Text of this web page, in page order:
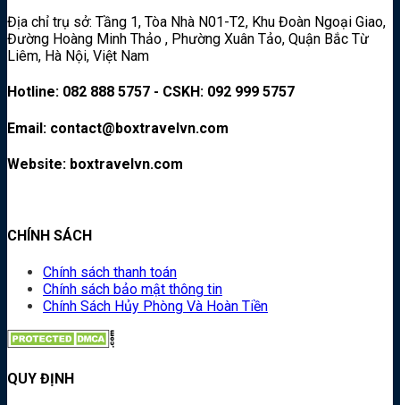
Địa chỉ trụ sở: Tầng 1, Tòa Nhà N01-T2, Khu Đoàn Ngoại Giao,
Đường Hoàng Minh Thảo , Phường Xuân Tảo, Quận Bắc Từ
Liêm, Hà Nội, Việt Nam
Hotline: 082 888 5757 - CSKH: 092 999 5757
Email: contact@boxtravelvn.com
Website: boxtravelvn.com
CHÍNH SÁCH
Chính sách thanh toán
Chính sách bảo mật thông tin
Chính Sách Hủy Phòng Và Hoàn Tiền
QUY ĐỊNH